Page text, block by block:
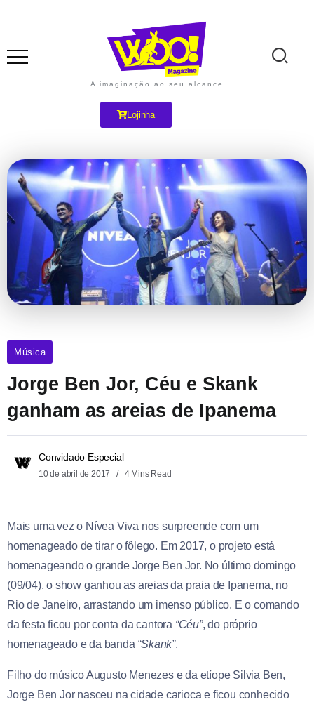
A imaginação ao seu alcance
Lojinha
Música
Jorge Ben Jor, Céu e Skank
ganham as areias de Ipanema
Convidado Especial
10 de abril de 2017 4 Mins Read
Mais uma vez o Nívea Viva nos surpreende com um
homenageado de tirar o fôlego. Em 2017, o projeto está
homenageando o grande Jorge Ben Jor. No último domingo
(09/04), o show ganhou as areias da praia de Ipanema, no
Rio de Janeiro, arrastando um imenso público. E o comando
da festa ficou por conta da cantora “Céu”, do próprio
homenageado e da banda “Skank”.
Filho do músico Augusto Menezes e da etíope Silvia Ben,
Jorge Ben Jor nasceu na cidade carioca e ficou conhecido